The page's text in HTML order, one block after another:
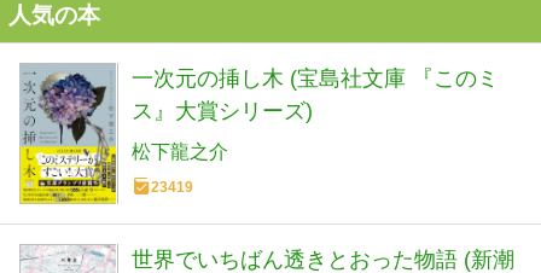
人気の本
一次元の挿し木 (宝島社文庫 『このミ
ス』大賞シリーズ)
松下龍之介
23419
世界でいちばん透きとおった物語 (新潮